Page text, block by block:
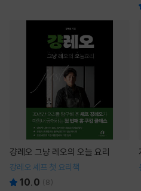
걍레오 그냥 레오의 오늘 요리
강레오 셰프 첫 요리책
10.0 (8)